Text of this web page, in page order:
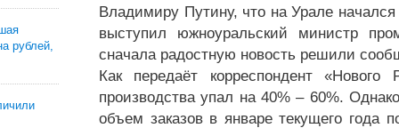
рублей,
Владимиру Путину, что на Урале
выступил южноуральский министр
сначала радостную новость решили
Как передаёт корреспондент «Нового
производства упал на 40% – 60%.
объем заказов в январе текущего